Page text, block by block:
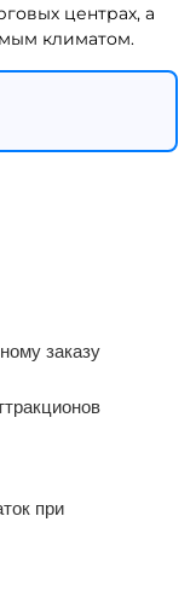
центрах, а
климатом.
заказу
при